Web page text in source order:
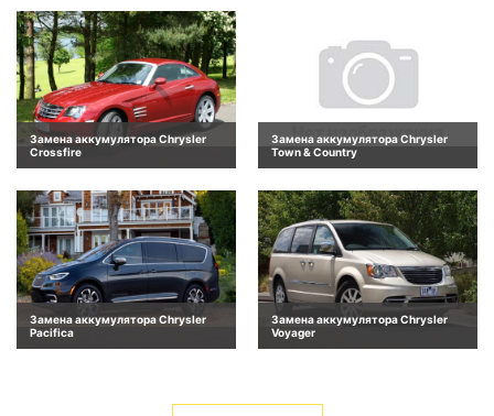
Замена аккумулятора Chrysler
Crossfire
Замена аккумулятора Chrysler
Town & Country
Замена аккумулятора Chrysler
Pacifica
Замена аккумулятора Chrysler
Voyager